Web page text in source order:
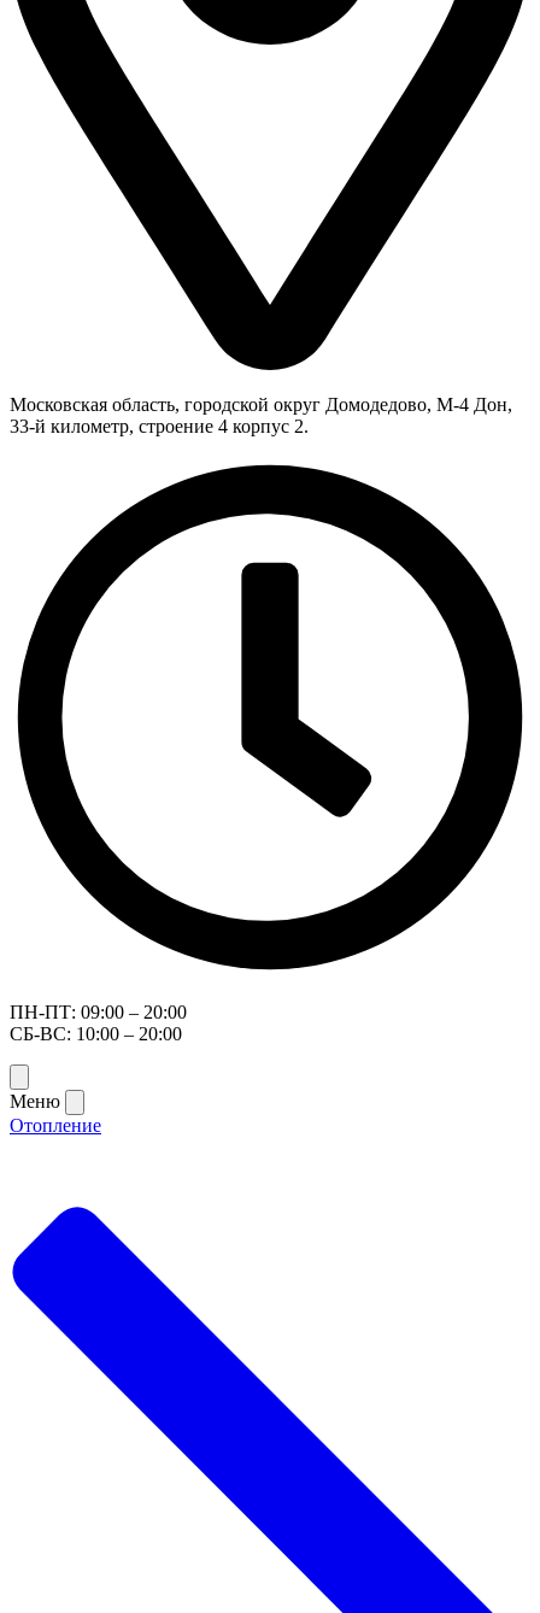
Московская область, городской округ Домодедово, М-4 Дон,
33-й километр, строение 4 корпус 2.
ПН-ПТ: 09:00 – 20:00
СБ-ВС: 10:00 – 20:00
Меню
Отопление